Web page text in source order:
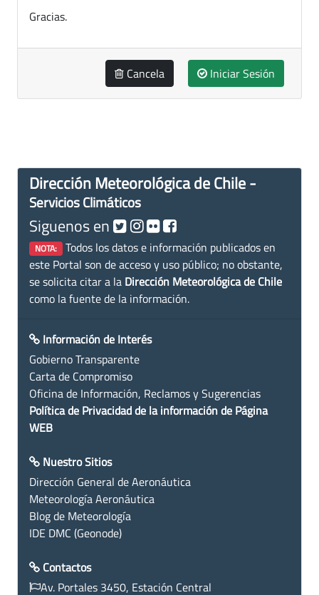
Gracias.
Cancela Iniciar Sesión
Dirección Meteorológica de Chile -
Servicios Climáticos
Siguenos en
NOTA: Todos los datos e información publicados en
este Portal son de acceso y uso público; no obstante,
se solicita citar a la Dirección Meteorológica de Chile
como la fuente de la información.
Información de Interés
Gobierno Transparente
Carta de Compromiso
Oficina de Información, Reclamos y Sugerencias
Política de Privacidad de la información de Página
WEB
Nuestro Sitios
Dirección General de Aeronáutica
Meteorología Aeronáutica
Blog de Meteorología
IDE DMC (Geonode)
Contactos
Av. Portales 3450, Estación Central